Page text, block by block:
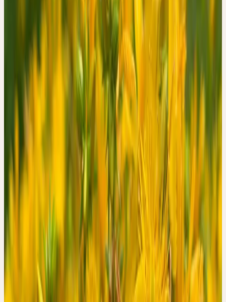
keine formale klinische Studie vor. Das hat sich 2025 geändert.
Die Beobachtungsstudie wurde von Natalie Kalbermatten
(Kantonsspital Münsterlingen) und Reinhard Saller (Universität
Zürich) durchgeführt. Eingeschlossen wurden 52 ambulante
Patientinnen und Patienten mit einer ärztlich diagnostizierten
leichten bis mittelschweren depressiven Episode, die von ihren
behandelnden Hausarztpraxen in der deutschsprachigen Schweiz
mit der Ceres Hypericum Urtinktur behandelt wurden.
Als Messinstrument diente die Hamilton Depression Scale 17
(HAM-D 17) — dasselbe Instrument, das in den grossen
randomisierten Studien mit hochdosierten Trockenextrakten
eingesetzt wurde. Gemessen wurde zu Beginn und nach sechs
Wochen Behandlung. Die durchschnittliche tägliche Dosis lag bei
11–12 Tropfen — deutlich unterhalb der Dosen, die in Studien mit
Trockenextrakten verwendet wurden.
Die Urtinktur enthält markant weniger Hypericin und
Hyperforin als hochdosierte Trockenextrakte — trotzdem